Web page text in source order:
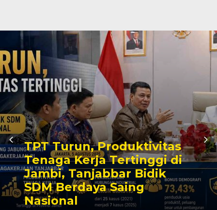
TPT Turun, Produktivitas
Tenaga Kerja Tertinggi di
Jambi, Tanjabbar Bidik
SDM Berdaya Saing
Nasional